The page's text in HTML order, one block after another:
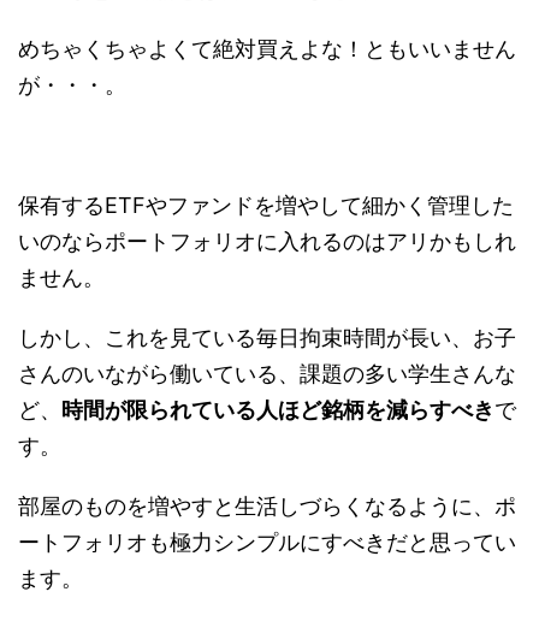
めちゃくちゃよくて絶対買えよな！ともいいません
が・・・。
保有するETFやファンドを増やして細かく管理した
いのならポートフォリオに入れるのはアリかもしれ
ません。
しかし、これを見ている毎日拘束時間が長い、お子
さんのいながら働いている、課題の多い学生さんな
ど、
時間が限られている人ほど銘柄を減らすべきで
す。
部屋のものを増やすと生活しづらくなるように、ポ
ートフォリオも極力シンプルにすべきだと思ってい
ます。